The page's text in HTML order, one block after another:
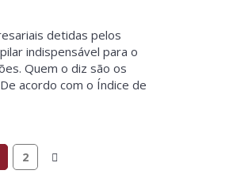
detidas pelos
indispensável para o
Quem o diz são os
acordo com o Índice de
2